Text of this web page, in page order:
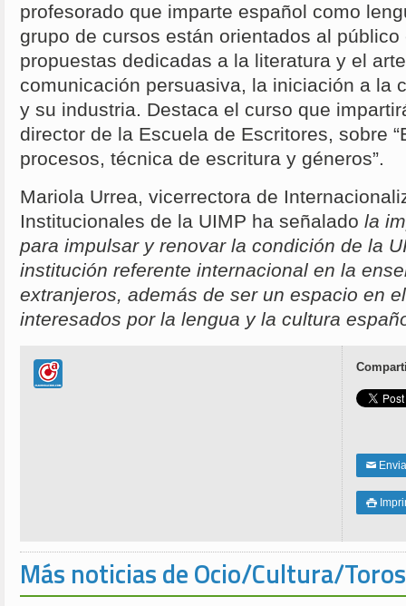
profesorado que imparte español como
grupo de cursos están orientados al
propuestas dedicadas a la literatura y el
comunicación persuasiva, la iniciación a la
y su industria. Destaca el curso que
director de la Escuela de Escritores, sobre
procesos, técnica de escritura y géneros”.
Mariola Urrea, vicerrectora de
Institucionales de la UIMP ha señalado la
para impulsar y renovar la condición de la
institución referente internacional en la
extranjeros, además de ser un espacio en
interesados por la lengua y la cultura
✉

Más noticias de Ocio/Cultura/Toros